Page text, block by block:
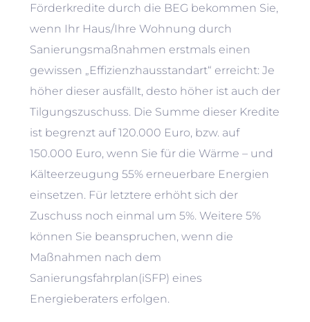
Förderkredite durch die BEG bekommen Sie,
wenn Ihr Haus/Ihre Wohnung durch
Sanierungsmaßnahmen erstmals einen
gewissen „Effizienzhausstandart“ erreicht: Je
höher dieser ausfällt, desto höher ist auch der
Tilgungszuschuss. Die Summe dieser Kredite
ist begrenzt auf 120.000 Euro, bzw. auf
150.000 Euro, wenn Sie für die Wärme – und
Kälteerzeugung 55% erneuerbare Energien
einsetzen. Für letztere erhöht sich der
Zuschuss noch einmal um 5%. Weitere 5%
können Sie beanspruchen, wenn die
Maßnahmen nach dem
Sanierungsfahrplan(iSFP) eines
Energieberaters erfolgen.